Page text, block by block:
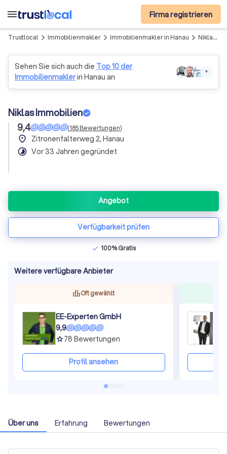
menu Firma registrieren
Trustlocal arrow_forward_ios Immobilienmakler arrow_forward_ios Immobilienmakler in Hanau arrow_forward_ios Niklas Immobilien
Sehen Sie sich auch die Top 10 der
Immobilienmaklerin Hanau an
+
Niklas Immobilien
9,4
(185Bewertungen)
place Zitronenfalterweg 2, Hanau
timelapse Vor 33 Jahren gegründet
Angebot
Verfügbarkeit prüfen
check 100% Gratis
Weitere verfügbare Anbieter
Oft gewählt
EE-Experten GmbH
9,9
grade78 Bewertungen
Profil ansehen
Über uns Erfahrung Bewertungen